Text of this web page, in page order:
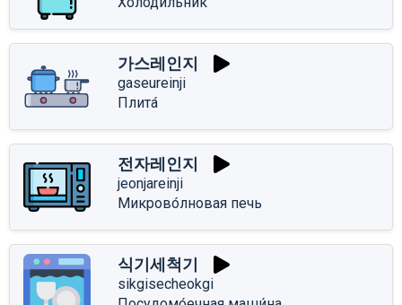
가스레인지
gaseureinji
Плита́
전자레인지
jeonjareinji
Микрово́лновая печь
식기세척기
sikgisecheokgi